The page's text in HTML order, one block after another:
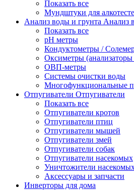
Показать все
Мундштуки для
Анализ воды и грунта Анализ
Показать все
pH метры
Кондуктометры /
Оксиметры (анализаторы
ОВП-метры
Системы очистки воды
Многофункциональные
Отпугиватели Отпугиватели
Показать все
Отпугиватели кротов
Отпугиватели птиц
Отпугиватели мышей
Отпугиватели змей
Отпугиватели собак
Отпугиватели насекомых
Уничтожители
Аксессуары и запчасти
Инверторы для дома